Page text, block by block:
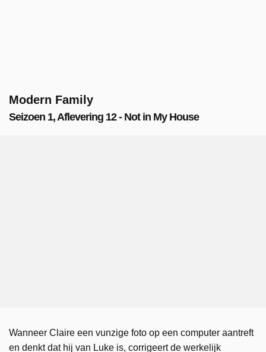
Modern Family
Seizoen 1, Aflevering 12 - Not in My House
Wanneer Claire een vunzige foto op een computer aantreft
en denkt dat hij van Luke is, corrigeert de werkelijk